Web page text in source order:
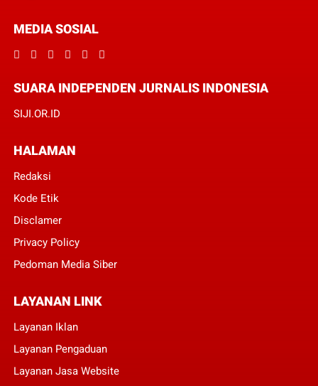
MEDIA SOSIAL
SUARA INDEPENDEN JURNALIS INDONESIA
SIJI.OR.ID
HALAMAN
Redaksi
Kode Etik
Disclamer
Privacy Policy
Pedoman Media Siber
LAYANAN LINK
Layanan Iklan
Layanan Pengaduan
Layanan Jasa Website